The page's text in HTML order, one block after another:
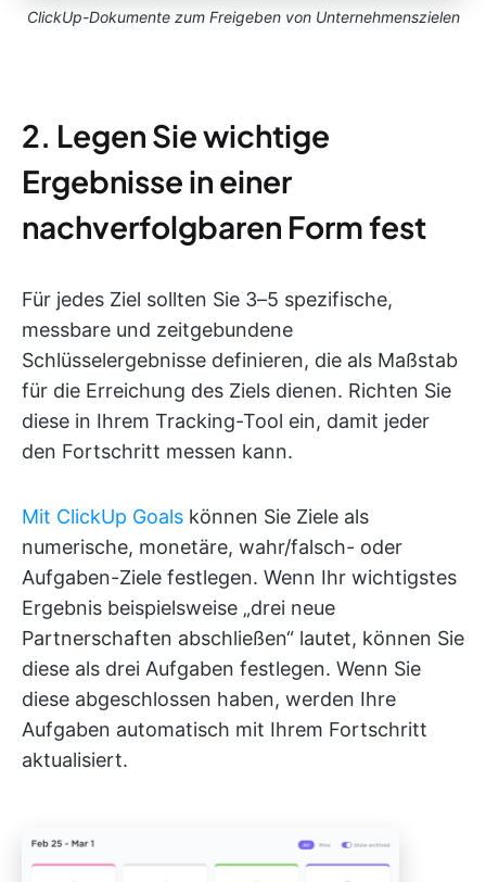
ClickUp-Dokumente zum Freigeben von Unternehmenszielen
2. Legen Sie wichtige
Ergebnisse in einer
nachverfolgbaren Form fest
Für jedes Ziel sollten Sie 3–5 spezifische,
messbare und zeitgebundene
Schlüsselergebnisse definieren, die als Maßstab
für die Erreichung des Ziels dienen. Richten Sie
diese in Ihrem Tracking-Tool ein, damit jeder
den Fortschritt messen kann.
Mit ClickUp Goals können Sie Ziele als
numerische, monetäre, wahr/falsch- oder
Aufgaben-Ziele festlegen. Wenn Ihr wichtigstes
Ergebnis beispielsweise „drei neue
Partnerschaften abschließen“ lautet, können Sie
diese als drei Aufgaben festlegen. Wenn Sie
diese abgeschlossen haben, werden Ihre
Aufgaben automatisch mit Ihrem Fortschritt
aktualisiert.